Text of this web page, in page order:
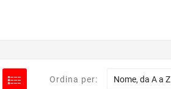
Ordina per: Nome, da A a Z